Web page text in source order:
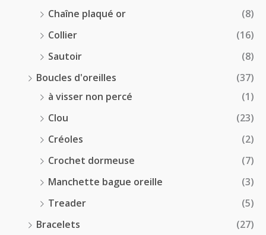
Chaîne plaqué or
(8)
Collier
(16)
Sautoir
(8)
Boucles d'oreilles
(37)
à visser non percé
(1)
Clou
(23)
Créoles
(2)
Crochet dormeuse
(7)
Manchette bague oreille
(3)
Treader
(5)
Bracelets
(27)